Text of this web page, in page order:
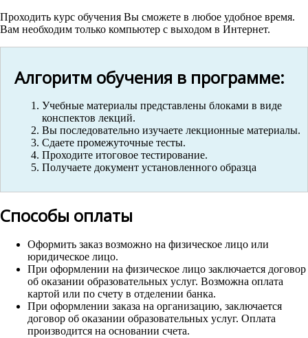
Проходить курс обучения Вы сможете в любое удобное время.
Вам необходим только компьютер с выходом в Интернет.
Алгоритм обучения в программе:
Учебные материалы представлены блоками в виде
конспектов лекций.
Вы последовательно изучаете лекционные материалы.
Сдаете промежуточные тесты.
Проходите итоговое тестирование.
Получаете документ установленного образца
Способы оплаты
Оформить заказ возможно на физическое лицо или
юридическое лицо.
При оформлении на физическое лицо заключается договор
об оказании образовательных услуг. Возможна оплата
картой или по счету в отделении банка.
При оформлении заказа на организацию, заключается
договор об оказании образовательных услуг. Оплата
производится на основании счета.